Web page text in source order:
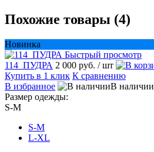
Похожие товары (4)
Новинка
Быстрый просмотр
114_ПУДРА 2 000 руб. / шт
Купить в 1 клик К сравнению
В избранное
В наличии
Размер одежды:
S-M
S-M
L-XL